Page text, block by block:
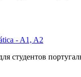
- A1, A2
студентов